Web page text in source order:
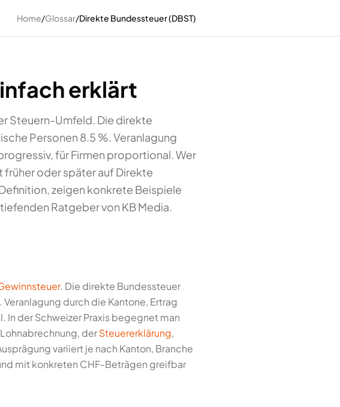
Home/Glossar/Direkte Bundessteuer (DBST)
erklärt
Steuern-Umfeld. Die direkte
Personen 8.5 %. Veranlagung
für Firmen proportional. Wer
früher oder später auf Direkte
zeigen konkrete Beispiele
Ratgeber von KB Media.
. Die direkte Bundessteuer
durch die Kantone, Ertrag
In der Schweizer Praxis begegnet man
derSteuererklärung,
variiert je nach Kanton, Branche
mit konkreten CHF-Beträgen greifbar